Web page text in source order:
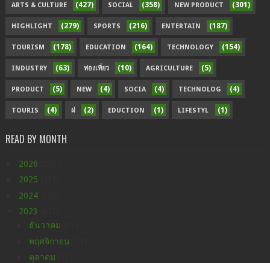
ARTS & CULTURE (427) SOCIAL (358) NEW PRODUCT (301)
HIGHLIGHT (279) SPORTS (216) ENTERTAIN (187)
TOURISM (178) EDUCATION (164) TECHNOLOGY (154)
INDUSTRY (63) ท่องเที่ยว (10) AGRICULTURE (5)
PRODUCT (5) NEW (4) SOCIA (4) TECHNOLOG (4)
TOURIS (4) ฝ (2) EDUCTION (1) LIFESTYL (1)
READ BY MONTH
2026
2025
2024
2023
ธันวาคม
พฤศจิกายน
ตุลาคม